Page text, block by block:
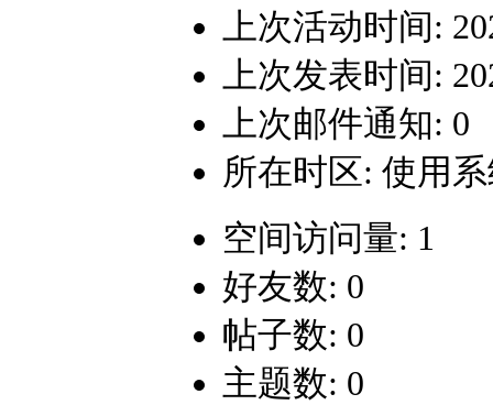
上次活动时间:
上次发表时间:
上次邮件通知: 0
所在时区: 使用
空间访问量: 1
好友数: 0
帖子数: 0
主题数: 0